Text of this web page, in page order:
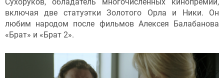
включая две статуэтки Золотого Орла и Ники. Он
любим народом после фильмов Алексея Балабанова
«Брат» и «Брат 2».